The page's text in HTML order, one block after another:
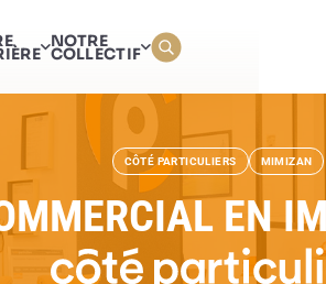
NOTRE
COLLECTIF
CÔTÉ PARTICULIERS MIMIZAN
EN